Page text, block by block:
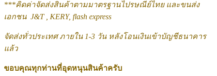
***คิดค่าจัดส่งสินค้าตามมาตรฐานไปรษณีย์ไทย และขนส่ง
เอกชน J&T , KERY, flash express
จัดส่งทั่วประเทศ ภายใน 1-3 วัน หลังโอนเงินเข้าบัญชีธนาคาร
แล้ว
ขอบคุณทุกท่านที่อุดหนุนสินค้าครับ